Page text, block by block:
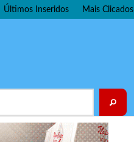
Últimos Inseridos Mais Clicados